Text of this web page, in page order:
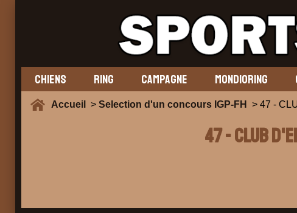
CHIENS RING CAMPAGNE MONDIORING
Accueil > Selection d'un concours IGP-FH > 47 -
47 - CLUB